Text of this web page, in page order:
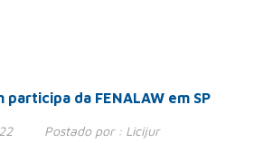
participa da FENALAW em SP
Postado por : Licijur